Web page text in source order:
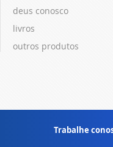
deus conosco
livros
outros produtos
Trabalhe